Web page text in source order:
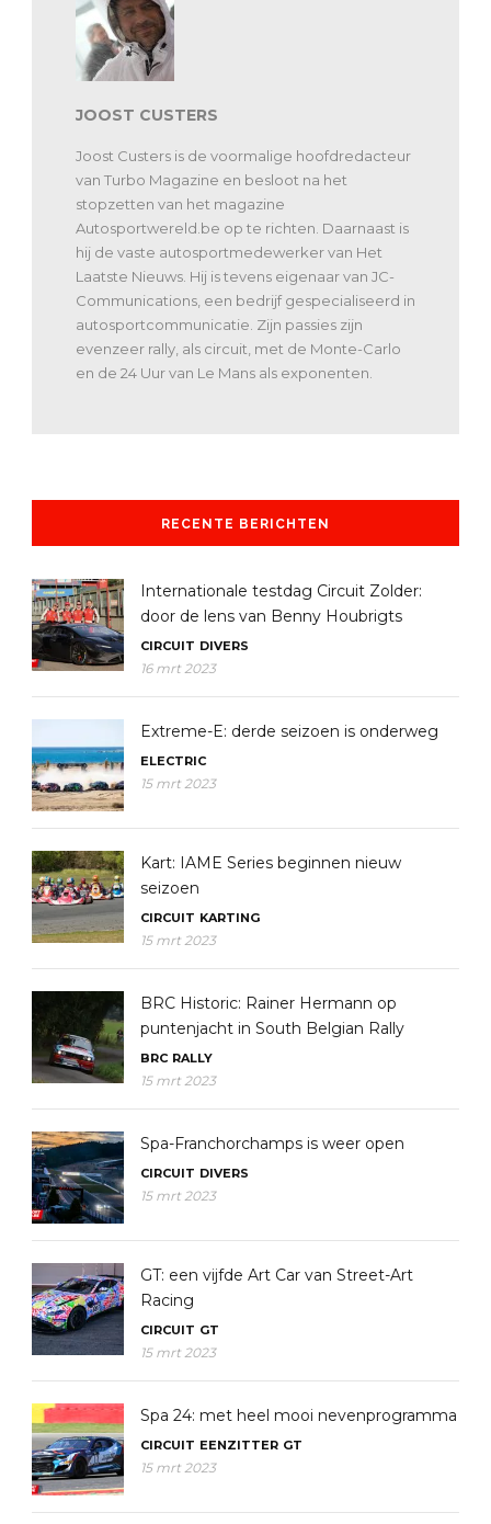
JOOST CUSTERS
Joost Custers is de voormalige hoofdredacteur
van Turbo Magazine en besloot na het
stopzetten van het magazine
Autosportwereld.be op te richten. Daarnaast is
hij de vaste autosportmedewerker van Het
Laatste Nieuws. Hij is tevens eigenaar van JC-
Communications, een bedrijf gespecialiseerd in
autosportcommunicatie. Zijn passies zijn
evenzeer rally, als circuit, met de Monte-Carlo
en de 24 Uur van Le Mans als exponenten.
RECENTE BERICHTEN
Internationale testdag Circuit Zolder:
door de lens van Benny Houbrigts
CIRCUIT DIVERS
16 mrt 2023
Extreme-E: derde seizoen is onderweg
ELECTRIC
15 mrt 2023
Kart: IAME Series beginnen nieuw
seizoen
CIRCUIT KARTING
15 mrt 2023
BRC Historic: Rainer Hermann op
puntenjacht in South Belgian Rally
BRC RALLY
15 mrt 2023
Spa-Franchorchamps is weer open
CIRCUIT DIVERS
15 mrt 2023
GT: een vijfde Art Car van Street-Art
Racing
CIRCUIT GT
15 mrt 2023
Spa 24: met heel mooi nevenprogramma
CIRCUIT EENZITTER GT
15 mrt 2023